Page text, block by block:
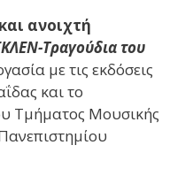
ανοιχτή
Τραγούδια του
με τις εκδόσεις
και το
Τμήματος Μουσικής